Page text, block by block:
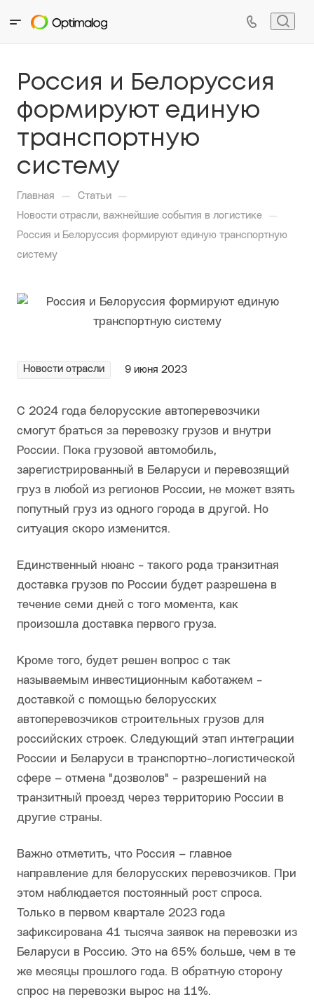
Россия и Белоруссия
формируют единую
транспортную
систему
Главная — Статьи —
Новости отрасли, важнейшие события в логистике —
Россия и Белоруссия формируют единую транспортную
систему
Новости отрасли 9 июня 2023
С 2024 года белорусские автоперевозчики
смогут браться за перевозку грузов и внутри
России. Пока грузовой автомобиль,
зарегистрированный в Беларуси и перевозящий
груз в любой из регионов России, не может взять
попутный груз из одного города в другой. Но
ситуация скоро изменится.
Единственный нюанс - такого рода транзитная
доставка грузов по России будет разрешена в
течение семи дней с того момента, как
произошла доставка первого груза.
Кроме того, будет решен вопрос с так
называемым инвестиционным каботажем -
доставкой с помощью белорусских
автоперевозчиков строительных грузов для
российских строек. Следующий этап интеграции
России и Беларуси в транспортно-логистической
сфере – отмена "дозволов" - разрешений на
транзитный проезд через территорию России в
другие страны.
Важно отметить, что Россия – главное
направление для белорусских перевозчиков. При
этом наблюдается постоянный рост спроса.
Только в первом квартале 2023 года
зафиксирована 41 тысяча заявок на перевозки из
Беларуси в Россию. Это на 65% больше, чем в те
же месяцы прошлого года. В обратную сторону
спрос на перевозки вырос на 11%.